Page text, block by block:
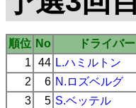
順位 No ドライバー
1
44 L.ハミルトン
2
6 N.ロズベルグ
3
5 S.ベッテル